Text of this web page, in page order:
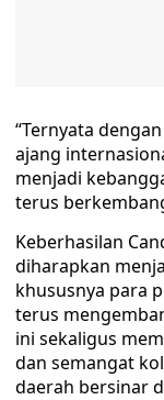
“Ternyata
ajang
menjadi
terus
Keberhasilan
diharapkan
khususnya para
terus
ini sekaligus
dan semangat
daerah bersinar